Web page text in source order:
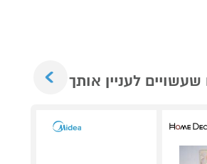
שעשויים לעניין אותך